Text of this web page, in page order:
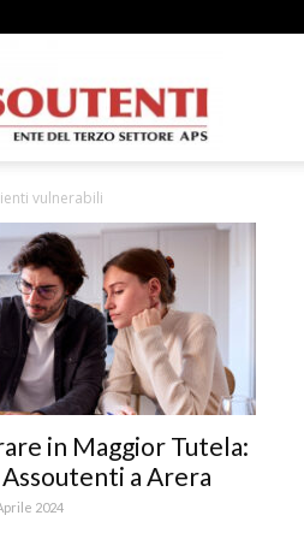
Nazionale
APS
vulnerabili
in Maggior Tutela:
a Arera
2024